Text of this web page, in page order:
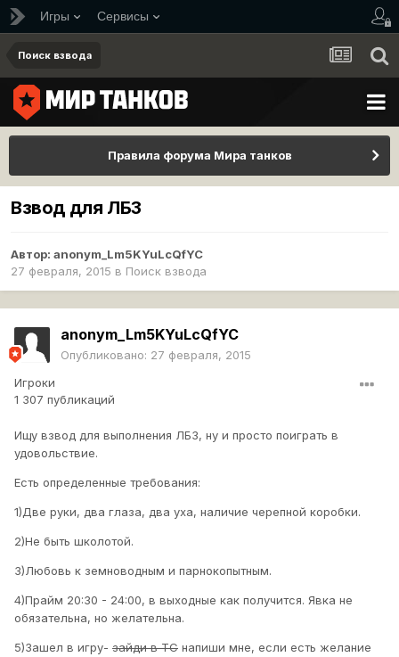
Игры Сервисы
Поиск взвода
Правила форума Мира танков
Взвод для ЛБЗ
Автор: anonym_Lm5KYuLcQfYC
27 февраля, 2015 в Поиск взвода
anonym_Lm5KYuLcQfYC
Опубликовано: 27 февраля, 2015
Игроки
1 307 публикаций
Ищу взвод для выполнения ЛБЗ, ну и просто поиграть в
удовольствие.
Есть определенные требования:
1)Две руки, два глаза, два уха, наличие черепной коробки.
2)Не быть школотой.
3)Любовь к земноводным и парнокопытным.
4)Прайм 20:30 - 24:00, в выходные как получится. Явка не
обязательна, но желательна.
5)Зашел в игру- зайди в ТС напиши мне, если есть желание